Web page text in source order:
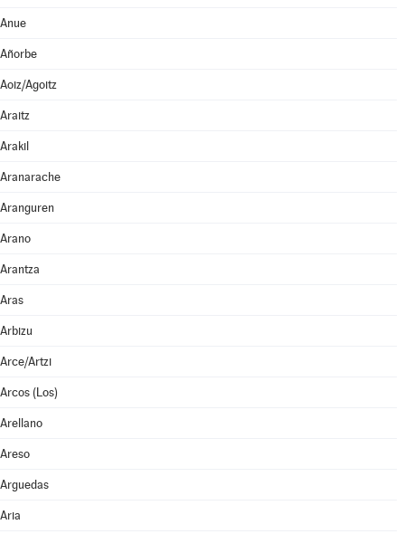
Anue
Añorbe
Aoiz/Agoitz
Araitz
Arakil
Aranarache
Aranguren
Arano
Arantza
Aras
Arbizu
Arce/Artzi
Arcos (Los)
Arellano
Areso
Arguedas
Aria